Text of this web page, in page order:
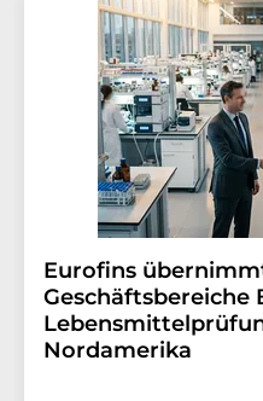
Eurofins
Geschäftsbereiche
Nordamerika